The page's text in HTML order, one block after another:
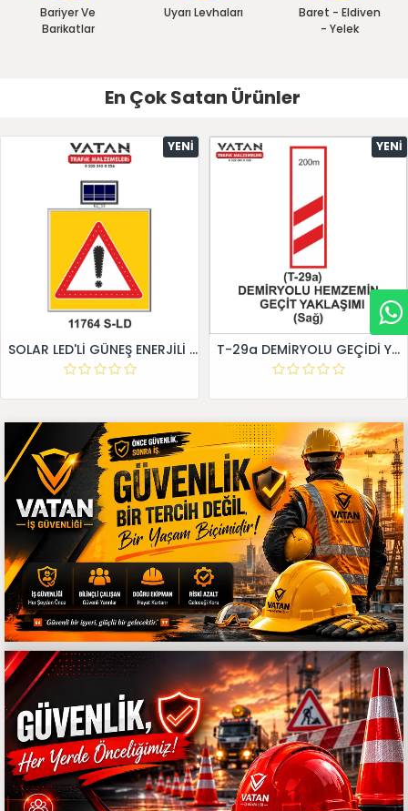
Bariyer Ve
Barikatlar
Uyarı Levhaları
Baret - Eldiven
- Yelek
En Çok Satan Ürünler
YENI
SOLAR LED'Lİ GÜNEŞ ENERJİLİ LEVHA
YENI
T-29a DEMİRYOLU GEÇİDİ YAKLAŞIM LEVHALARI (Sağ)